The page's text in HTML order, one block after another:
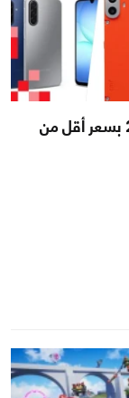
أفضل هواتف الفئة الإقتصادية لعام 2025 بسعر أقل من